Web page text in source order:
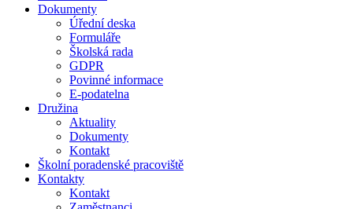
Dokumenty
Úřední deska
Formuláře
Školská rada
GDPR
Povinné informace
E-podatelna
Družina
Aktuality
Dokumenty
Kontakt
Školní poradenské pracoviště
Kontakty
Kontakt